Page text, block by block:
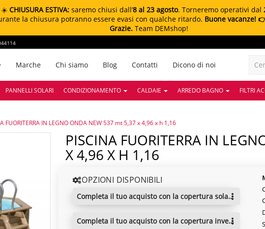
☀️ CHIUSURA ESTIVA: saremo chiusi dall’8 al 23 agosto. Torneremo operativi dal
la chiusura potranno essere evasi con qualche ritardo. Buone vacanze!
Grazie. Team DEMshop!
Marche Chi siamo Blog Contatti Dicono di noi
PANNELLI SOLARI CONDIZIONAMENTO CALDAIE ARREDO BAGNO FILTRI
FUORITERRA IN LEGNO ONDA NEW 537 mt 5,37 x 4,96 x h 1,16
PISCINA FUORITERRA IN LEGNO ONDA NEW 537 Mt 5,37
X 4,96 X H 1,16
OPZIONI DISPONIBILI
completa il tuo acquisto con la copertura solare a bolle
completa il tuo acquisto con la copertura invernale